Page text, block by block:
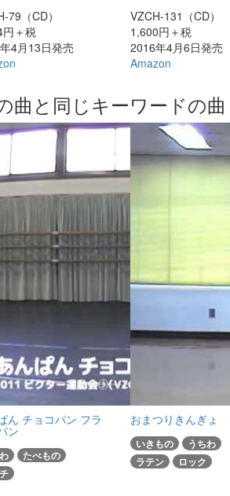
79（CD）
円＋税
4月13日発売
VZCH-131（CD）
1,600円＋税
2016年4月6日発売
Amazon
曲と同じキーワードの曲
ん チョコパン フラ
ン
たべもの
おまつりきんぎょ
いきもの
うちわ
ラテン
ロック